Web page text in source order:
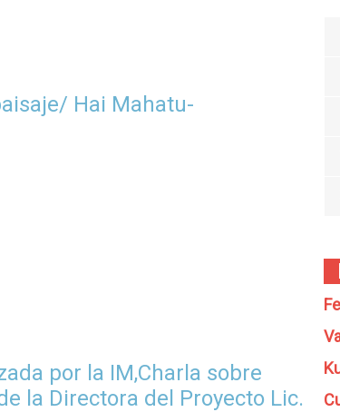
Hai Mahatu-
por la IM,Charla sobre
la Directora del Proyecto Lic.